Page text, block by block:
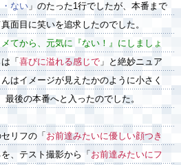
ない 」のたった1行でしたが、本番まで
面目に笑いを追求したのでした。
てから、元気に『ない！』にしましょ
「 喜びに溢れる感じで 」と絶妙ニュア
はイメージが見えたかのように小さく
最後の本番へと入ったのでした。
リフの「 お前達みたいに優しい顔つき
、テスト撮影から「 お前達みたいにフ